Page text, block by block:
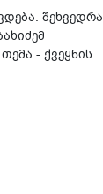
შეხვედრა
- ქვეყნის